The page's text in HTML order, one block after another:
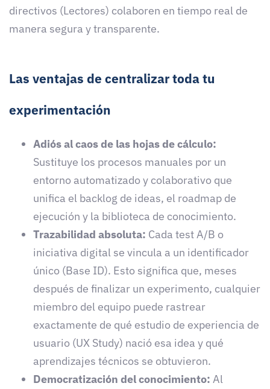
directivos (Lectores) colaboren en tiempo real de
manera segura y transparente.
Las ventajas de centralizar toda tu
experimentación
Adiós al caos de las hojas de cálculo:
Sustituye los procesos manuales por un
entorno automatizado y colaborativo que
unifica el backlog de ideas, el roadmap de
ejecución y la biblioteca de conocimiento.
Trazabilidad absoluta: Cada test A/B o
iniciativa digital se vincula a un identificador
único (Base ID). Esto significa que, meses
después de finalizar un experimento, cualquier
miembro del equipo puede rastrear
exactamente de qué estudio de experiencia de
usuario (UX Study) nació esa idea y qué
aprendizajes técnicos se obtuvieron.
Democratización del conocimiento: Al